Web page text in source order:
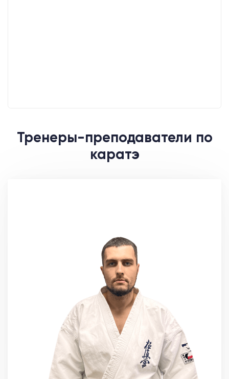
Тренеры-преподаватели по
каратэ